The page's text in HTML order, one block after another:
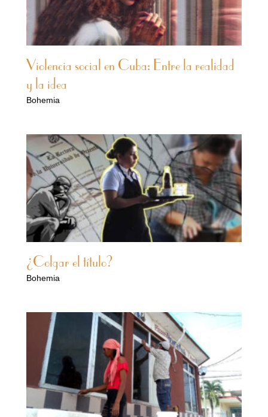
Violencia social en Cuba: Entre la realidad
y la idea
Bohemia
¿Colgar el título?
Bohemia